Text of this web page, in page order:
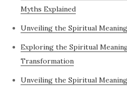
Myths Explained
Unveiling the Spiritual
Exploring the Spiritual
Transformation
Unveiling the Spiritual